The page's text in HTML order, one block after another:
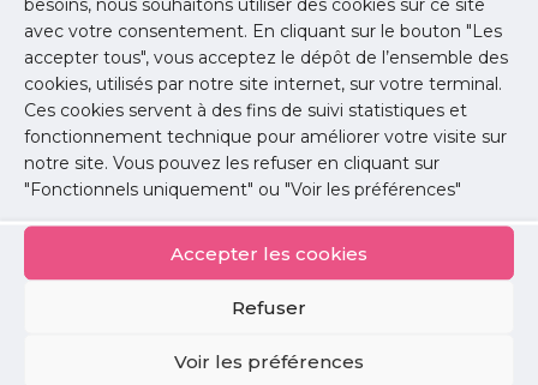
avec votre consentement. En cliquant sur le bouton "Les
accepter tous", vous acceptez le dépôt de l’ensemble des
cookies, utilisés par notre site internet, sur votre terminal.
Ces cookies servent à des fins de suivi statistiques et
fonctionnement technique pour améliorer votre visite sur
notre site. Vous pouvez les refuser en cliquant sur
"Fonctionnels uniquement" ou "Voir les préférences"
Accepter les cookies
Refuser
Voir les préférences
redirect_url="https://www.urps-med-
idf.org/communiques/231201-cp-dr-comment-alllez-vous-
semaine/"]
Permanence d’aide à l’installation